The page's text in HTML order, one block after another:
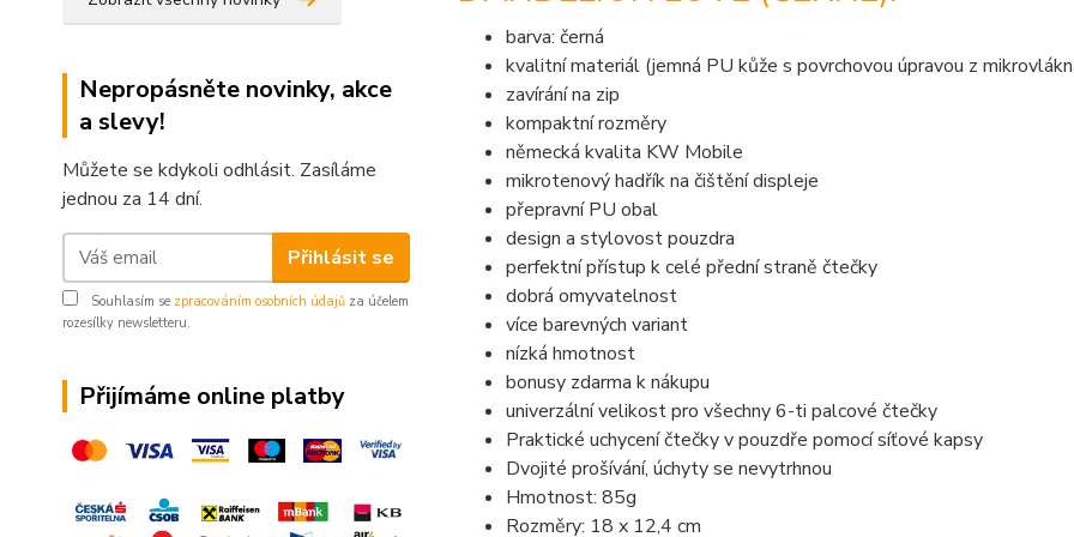
Nepropásněte novinky, akce
a slevy!
Můžete se kdykoli odhlásit. Zasíláme
jednou za 14 dní.
Přihlásit se
Souhlasím se zpracováním osobních údajů za účelem
rozesílky newsletteru.
Přijímáme online platby
barva: černá
kvalitní materiál (jemná PU kůže s povrchovou úpravou z
zavírání na zip
kompaktní rozměry
německá kvalita KW Mobile
mikrotenový hadřík na čištění displeje
přepravní PU obal
design a stylovost pouzdra
perfektní přístup k celé přední straně čtečky
dobrá omyvatelnost
více barevných variant
nízká hmotnost
bonusy zdarma k nákupu
univerzální velikost pro všechny 6-ti palcové čtečky
Praktické uchycení čtečky v pouzdře pomocí síťové kapsy
Dvojité prošívání, úchyty se nevytrhnou
Hmotnost: 85g
Rozměry: 18 x 12,4 cm